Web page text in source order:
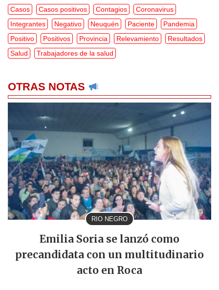
Casos Casos positivos Contagios
Coronavirus
Integrantes
Negativo Neuquén Paciente
Pandemia
Positivo
Positivos Provincia Relevamiento
Resultados
Salud
Trabajadores de la salud
OTRAS NOTAS
RIO NEGRO
Emilia Soria se lanzó como
precandidata con un multitudinario
acto en Roca